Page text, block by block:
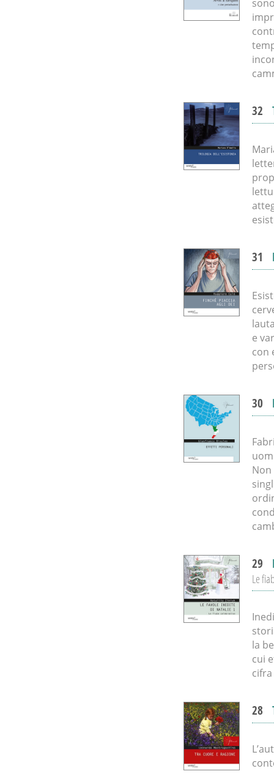
32
31
e
con
30
29
Le
la
cui
28